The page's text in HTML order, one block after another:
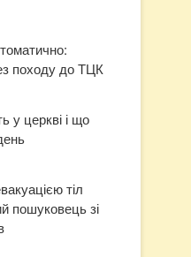
походу до ТЦК
у церкві і що
тіл
пошуковець зі